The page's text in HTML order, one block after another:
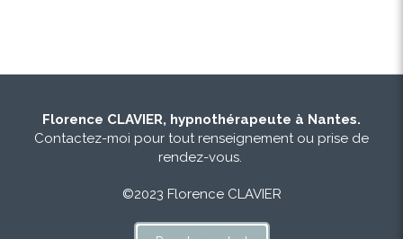
Florence CLAVIER, hypnothérapeute à Nantes.
Contactez-moi pour tout renseignement ou prise de
rendez-vous.
©2023 Florence CLAVIER